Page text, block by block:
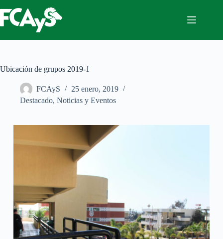
al
contenido
Ubicación de grupos 2019-1
FCAyS
25 enero, 2019
Destacado, Noticias y Eventos